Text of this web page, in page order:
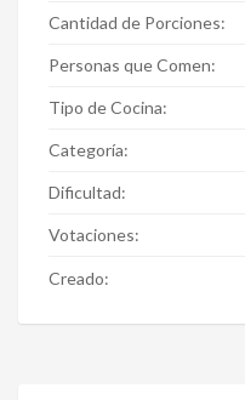
Cantidad de Porciones:
Personas que Comen:
Tipo de Cocina:
Categoría:
Dificultad:
Votaciones:
Creado: